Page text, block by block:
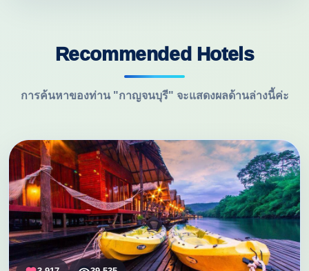
Recommended Hotels
การค้นหาของท่าน "กาญจนบุรี" จะแสดงผลด้านล่างนี้ค่ะ